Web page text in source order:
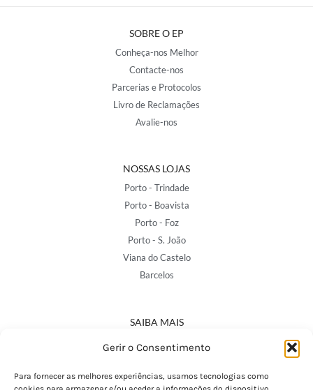
Gerir o Consentimento
Para fornecer as melhores experiências, usamos tecnologias como
SOBRE O EP
Conheça-nos Melhor
Contacte-nos
Parcerias e Protocolos
Livro de Reclamações
Avalie-nos
NOSSAS LOJAS
Porto - Trindade
Porto - Boavista
Porto - Foz
Porto - S. João
Viana do Castelo
Barcelos
SAIBA MAIS
Política de Privacidade
Termos e Condições